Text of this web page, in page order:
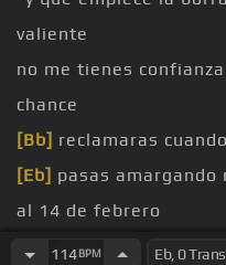
valiente
no me tienes confianza
chance
[Bb] reclamaras cuando
[Eb] pasas
al 14 de febrero
un cuadro
114BPM